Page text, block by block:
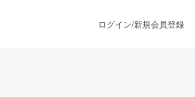
ログイン/新規会員登録